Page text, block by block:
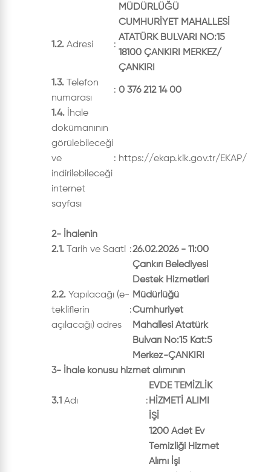
MÜDÜRLÜĞÜ
1.2. Adresi :
CUMHURİYET MAHALLESİ
ATATÜRK BULVARI NO:15
18100 ÇANKIRI MERKEZ/
ÇANKIRI
1.3. Telefon
numarası
: 0 376 212 14 00
1.4. İhale
dokümanının
görülebileceği
ve
indirilebileceği
internet
sayfası
: https://ekap.kik.gov.tr/EKAP/
2- İhalenin
2.1. Tarih ve Saati :26.02.2026 - 11:00
2.2. Yapılacağı (e-
tekliflerin
açılacağı) adres
:
Çankırı Belediyesi
Destek Hizmetleri
Müdürlüğü
Cumhuriyet
Mahallesi Atatürk
Bulvarı No:15 Kat:5
Merkez-ÇANKIRI
3- İhale konusu hizmet alımının
3.1 Adı :
EVDE TEMİZLİK
HİZMETİ ALIMI
İŞİ
1200 Adet Ev
Temizliği Hizmet
Alımı İşi